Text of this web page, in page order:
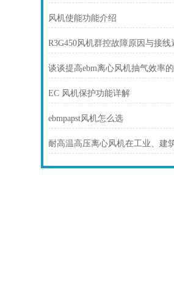
风机使能功能介绍
EC 风机保护功能详解
ebmpapst风机怎么选